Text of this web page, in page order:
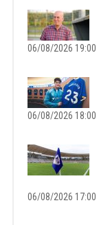
06/08/2026 19:00
06/08/2026 18:00
06/08/2026 17:00